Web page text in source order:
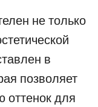
не только
в
позволяет
оттенок для